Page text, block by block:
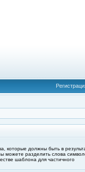
которые должны быть в
можете разделить слова
шаблона для частичного